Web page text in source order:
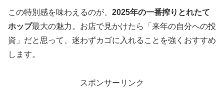
この特別感を味わえるのが、 2025年の一番搾りとれたて
ホップ最大の魅力。お店で見かけたら「来年の自分への投
資」だと思って、迷わずカゴに入れることを強くおすすめ
します。
スポンサーリンク